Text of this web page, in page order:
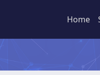
Home